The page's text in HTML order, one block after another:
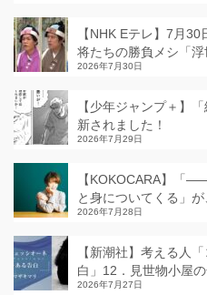
【NHK Eテレ】7月
将たちの勝負メシ「浮
2026年7月30日
【少年ジャンプ＋】
新されました！
2026年7月29日
【KOKOCARA】「
と身についてくる」
2026年7月28日
【新潮社】考える人
白」12．見世物小屋
2026年7月27日